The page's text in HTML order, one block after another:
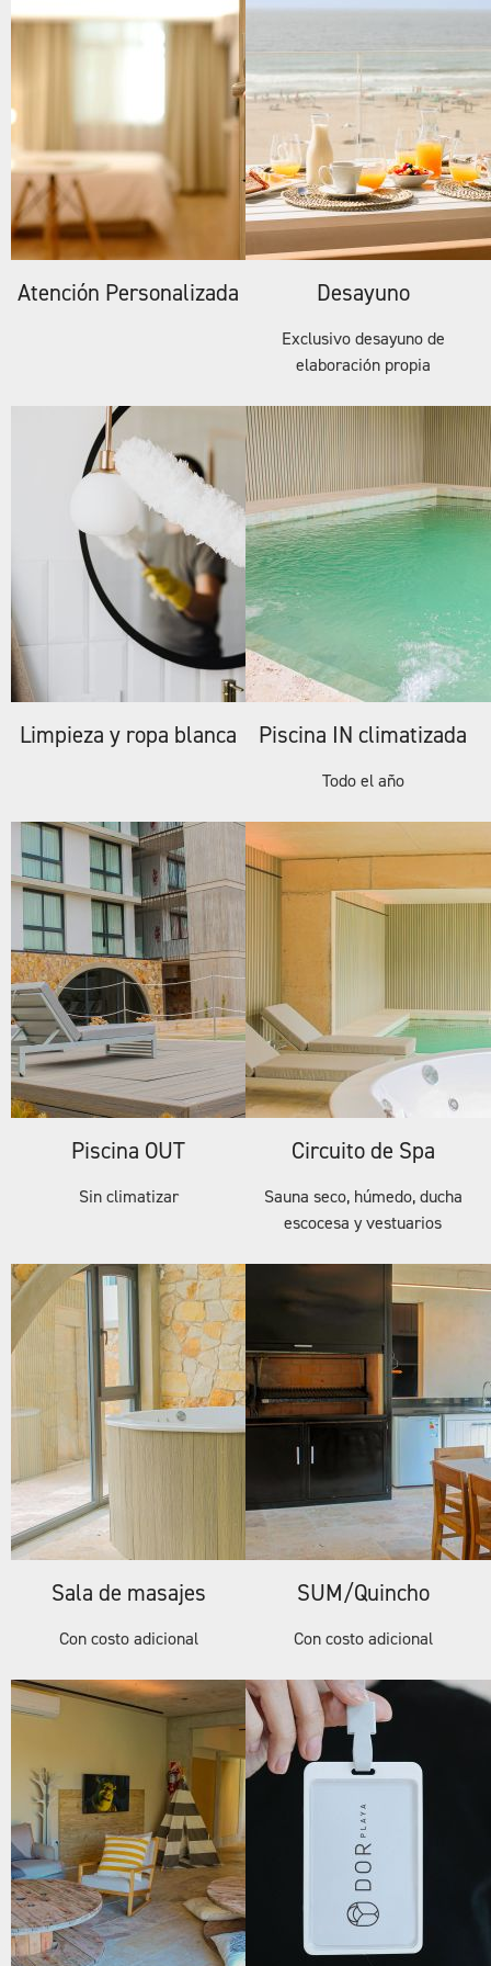
Atención Personalizada Desayuno
Exclusivo desayuno de
elaboración propia
Limpieza y ropa blanca Piscina IN climatizada
Todo el año
Piscina OUT
Sin climatizar
Circuito de Spa
Sauna seco, húmedo, ducha
escocesa y vestuarios
Sala de masajes
Con costo adicional
SUM/Quincho
Con costo adicional